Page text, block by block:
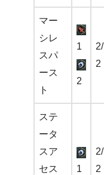
マー
シレ
スパ
ース
ト
1
2
2/
2
ステ
ータ
スア
セス
1
2/
2